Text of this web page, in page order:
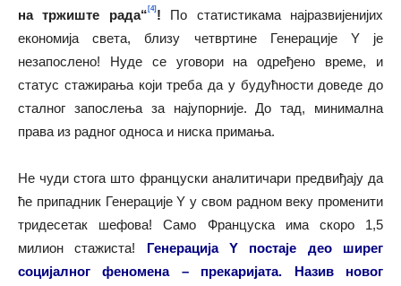
на тржиште рада“[4]! По статистикама најразвијенијих
економија света, близу четвртине Генерације Y је
незапослено! Нуде се уговори на одређено време, и
статус стажирања који треба да у будућности доведе до
сталног запослења за најупорније. До тад, минимална
права из радног односа и ниска примања.
Не чуди стога што француски аналитичари предвиђају да
ће припадник Генерације Y у свом радном веку променити
тридесетак шефова! Само Француска има скоро 1,5
милион стажиста! Генерација Y постаје део ширег
социјалног феномена – прекаријата. Назив новог